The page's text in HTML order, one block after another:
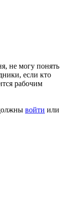
не могу понять
если кто
рабочим
войти или